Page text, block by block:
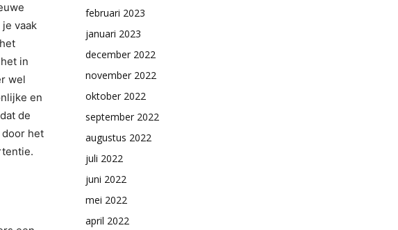
vaak
in
wel
en
de
het
februari 2023
januari 2023
december 2022
november 2022
oktober 2022
september 2022
augustus 2022
juli 2022
juni 2022
mei 2022
april 2022